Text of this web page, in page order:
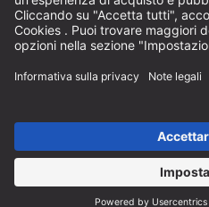
Impostazioni dei Cookie
della Germania per pacchi di
A seconda del Paese di consegna,